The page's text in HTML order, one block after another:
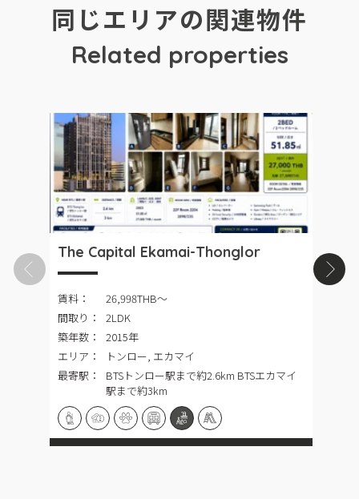
同じエリアの関連物件
Related properties
The Capital Ekamai-Thonglor
賃料：
26,998THB〜
間取り：
2LDK
築年数：
2015年
エリア：
トンロー, エカマイ
最寄駅：
BTSトンロー駅まで約2.6km BTSエカマイ
駅まで約3km